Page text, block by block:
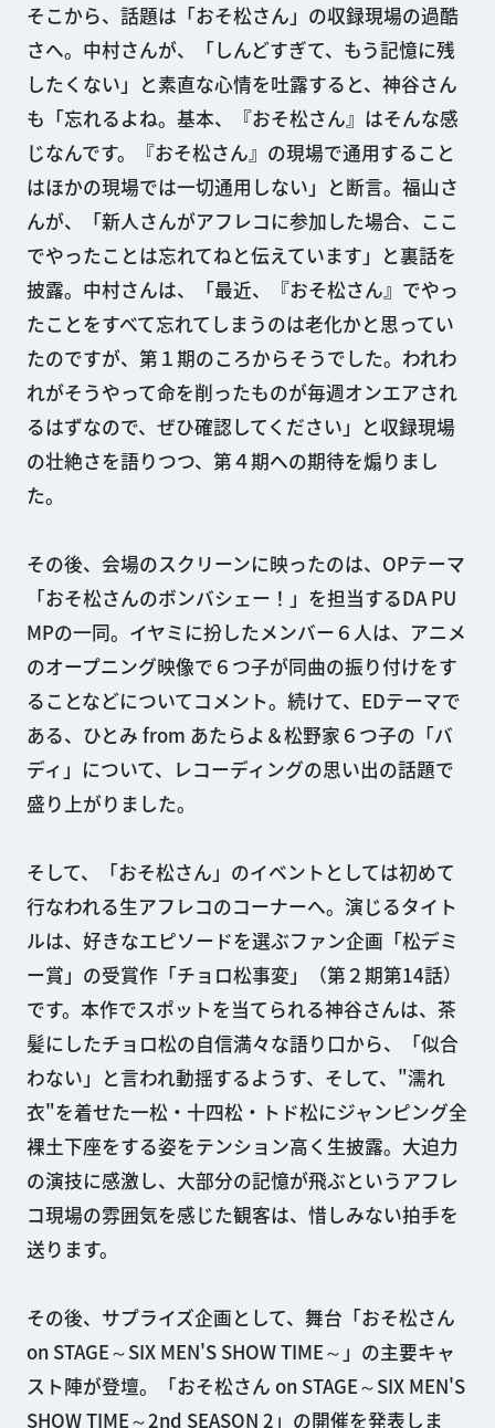
そこから、話題は「おそ松さん」の収録現場の過酷
さへ。中村さんが、「しんどすぎて、もう記憶に残
したくない」と素直な心情を吐露すると、神谷さん
も「忘れるよね。基本、『おそ松さん』はそんな感
じなんです。『おそ松さん』の現場で通用すること
はほかの現場では一切通用しない」と断言。福山さ
んが、「新人さんがアフレコに参加した場合、ここ
でやったことは忘れてねと伝えています」と裏話を
披露。中村さんは、「最近、『おそ松さん』でやっ
たことをすべて忘れてしまうのは老化かと思ってい
たのですが、第１期のころからそうでした。われわ
れがそうやって命を削ったものが毎週オンエアされ
るはずなので、ぜひ確認してください」と収録現場
の壮絶さを語りつつ、第４期への期待を煽りまし
た。
その後、会場のスクリーンに映ったのは、OPテーマ
「おそ松さんのボンバシェー！」を担当するDA PU
MPの一同。イヤミに扮したメンバー６人は、アニメ
のオープニング映像で６つ子が同曲の振り付けをす
ることなどについてコメント。続けて、EDテーマで
ある、ひとみ from あたらよ＆松野家６つ子の「バ
ディ」について、レコーディングの思い出の話題で
盛り上がりました。
そして、「おそ松さん」のイベントとしては初めて
行なわれる生アフレコのコーナーへ。演じるタイト
ルは、好きなエピソードを選ぶファン企画「松デミ
ー賞」の受賞作「チョロ松事変」（第２期第14話）
です。本作でスポットを当てられる神谷さんは、茶
髪にしたチョロ松の自信満々な語り口から、「似合
わない」と言われ動揺するようす、そして、"濡れ
衣"を着せた一松・十四松・トド松にジャンピング全
裸土下座をする姿をテンション高く生披露。大迫力
の演技に感激し、大部分の記憶が飛ぶというアフレ
コ現場の雰囲気を感じた観客は、惜しみない拍手を
送ります。
その後、サプライズ企画として、舞台「おそ松さん
on STAGE～SIX MEN'S SHOW TIME～」の主要キャ
スト陣が登壇。「おそ松さん on STAGE～SIX MEN'S
SHOW TIME～2nd SEASON 2」の開催を発表しま